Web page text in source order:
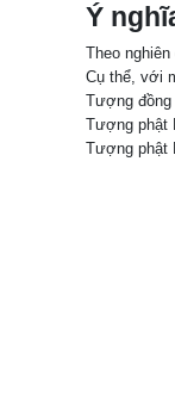
Ý
Theo
Cụ thể, với
Tượng đồng
Tượng phật
Tượng phật